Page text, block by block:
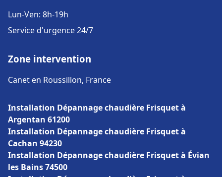
Lun-Ven: 8h-19h
Service d'urgence 24/7
Zone intervention
Canet en Roussillon, France
Installation Dépannage chaudière Frisquet à
Argentan 61200
Installation Dépannage chaudière Frisquet à
Cachan 94230
Installation Dépannage chaudière Frisquet à Évian
les Bains 74500